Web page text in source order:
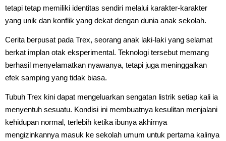
tetapi tetap memiliki identitas sendiri melalui karakter-karakter
yang unik dan konflik yang dekat dengan dunia anak sekolah.
Cerita berpusat pada Trex, seorang anak laki-laki yang selamat
berkat implan otak eksperimental. Teknologi tersebut memang
berhasil menyelamatkan nyawanya, tetapi juga meninggalkan
efek samping yang tidak biasa.
Tubuh Trex kini dapat mengeluarkan sengatan listrik setiap kali ia
menyentuh sesuatu. Kondisi ini membuatnya kesulitan menjalani
kehidupan normal, terlebih ketika ibunya akhirnya
mengizinkannya masuk ke sekolah umum untuk pertama kalinya